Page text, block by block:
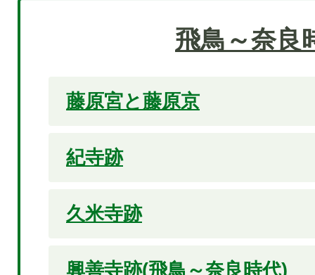
飛鳥～奈良
藤原宮と藤原京
紀寺跡
久米寺跡
興善寺跡(飛鳥～奈良時代)